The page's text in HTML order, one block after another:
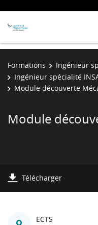
Formations
Ingénieur
Ingénieur spécialité
Module découverte
Module
Télécharger
ECTS